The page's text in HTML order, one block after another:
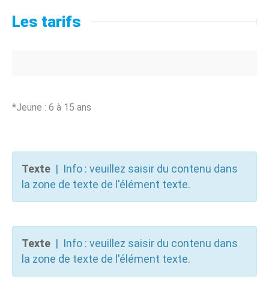
Les tarifs
*Jeune : 6 à 15 ans
Texte | Info : veuillez saisir du contenu dans
la zone de texte de l'élément texte.
Texte | Info : veuillez saisir du contenu dans
la zone de texte de l'élément texte.